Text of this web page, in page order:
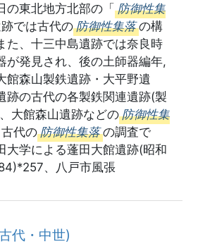
の東北地方北部の「 防御性集
では古代の 防御性集落 の構
た、十三中島遺跡では奈良時
が発見され、後の土師器編年,
館森山製鉄遺跡・大平野遺
跡の古代の各製鉄関連遺跡(製
大館森山遺跡などの 防御性集
代の 防御性集落 の調査で
大学による蓬田大館遺跡(昭和
、八戸市風張
代・中世)